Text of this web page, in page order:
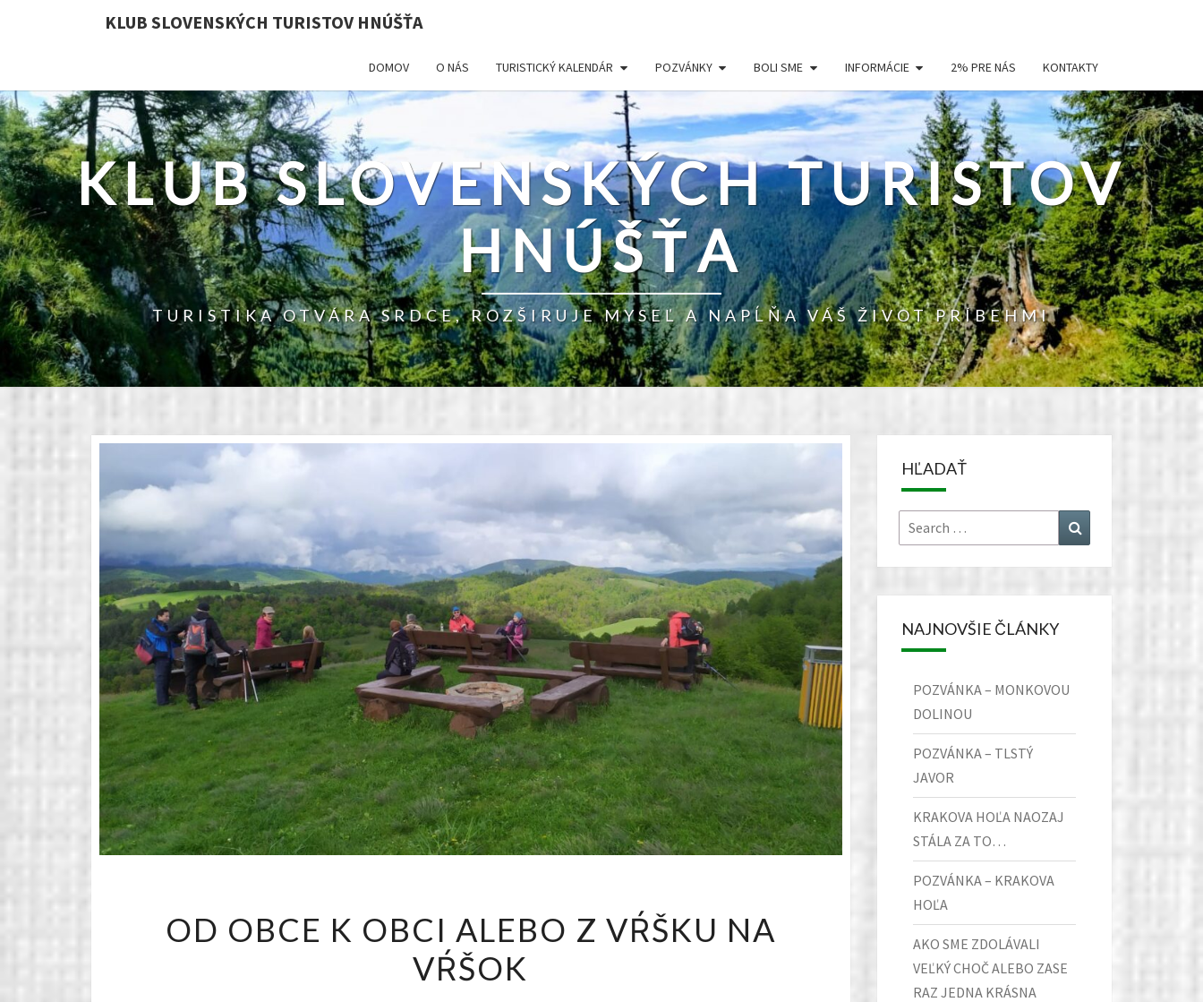
KLUB SLOVENSKÝCH TURISTOV HNÚŠŤA
DOMOV O NÁS TURISTICKÝ KALENDÁR POZVÁNKY BOLI SME INFORMÁCIE 2% PRE NÁS KONTAKTY
KLUB SLOVENSKÝCH TURISTOV
HNÚŠŤA
TURISTIKA OTVÁRA SRDCE, ROZŠIRUJE MYSEĽ A NAPĹŇA VÁŠ ŽIVOT PRÍBEHMI
OBCE
K
OBCI
OD OBCE K OBCI ALEBO Z VŔŠKU NA
VŔŠOK
HĽADAŤ
Search
for:
NAJNOVŠIE ČLÁNKY
POZVÁNKA – MONKOVOU
DOLINOU
POZVÁNKA – TLSTÝ
JAVOR
KRAKOVA HOĽA NAOZAJ
STÁLA ZA TO…
POZVÁNKA – KRAKOVA
HOĽA
AKO SME ZDOLÁVALI
VEĽKÝ CHOČ ALEBO ZASE
RAZ JEDNA KRÁSNA